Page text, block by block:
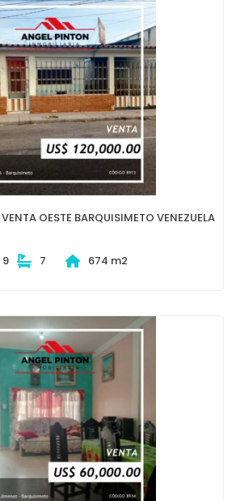
OESTE BARQUISIMETO VENEZUELA
9 7 674 m2